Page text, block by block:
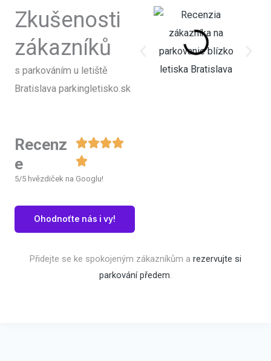
Zkušenosti
zákazníků
s parkováním u letiště
Bratislava parkingletisko.sk
Recenz
e
5/5 hvězdiček na Googlu!
Ohodnoťte nás i vy!
Přidejte se ke spokojeným zákazníkům a rezervujte si
parkování předem.